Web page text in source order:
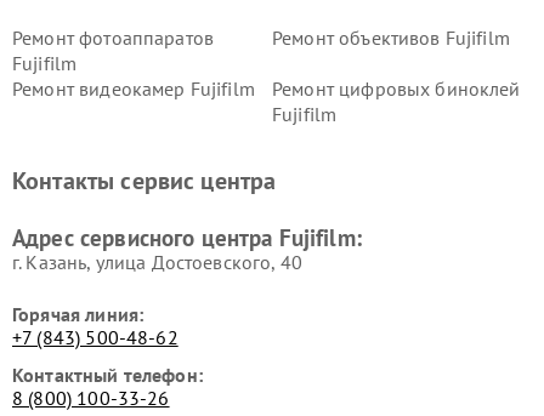
Ремонт фотоаппаратов
Fujifilm
Ремонт объективов Fujifilm
Ремонт видеокамер Fujifilm
Ремонт цифровых биноклей
Fujifilm
Контакты сервис центра
Адрес сервисного центра Fujifilm:
г. Казань, улица Достоевского, 40
Горячая линия:
+7 (843) 500-48-62
Контактный телефон:
8 (800) 100-33-26